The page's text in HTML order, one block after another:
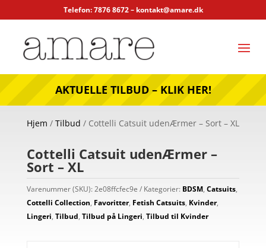
Telefon: 7876 8672 – kontakt@amare.dk
AKTUELLE TILBUD – KLIK HER!
Hjem / Tilbud / Cottelli Catsuit udenÆrmer – Sort – XL
Cottelli Catsuit udenÆrmer –
Sort – XL
Varenummer (SKU): 2e08ffcfec9e Kategorier: BDSM, Catsuits,
Cottelli Collection, Favoritter, Fetish Catsuits, Kvinder,
Lingeri, Tilbud, Tilbud på Lingeri, Tilbud til Kvinder